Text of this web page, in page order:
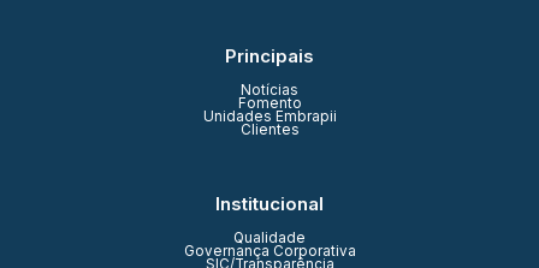
Principais
Notícias
Fomento
Unidades Embrapii
Clientes
Institucional
Qualidade
Governança Corporativa
SIC/Transparência